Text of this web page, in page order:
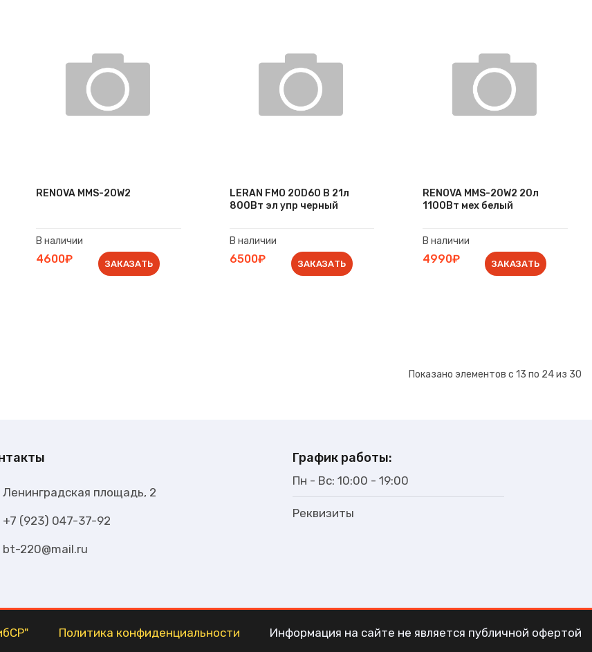
RENOVA MMS-20W2
В наличии
4600₽ ЗАКАЗАТЬ
LERAN FMO 20D60 B 21л
800Вт эл упр черный
В наличии
6500₽ ЗАКАЗАТЬ
RENOVA MMS-20W2 20л
1100Вт мех белый
В наличии
4990₽ ЗАКАЗАТЬ
Показано элементов с 13 по 24 из 30
Ленинградская площадь, 2
+7 (923) 047-37-92
bt-220@mail.ru
График работы:
Пн - Вс: 10:00 - 19:00
Реквизиты
Политика конфиденциальности Информация на сайте не является публичной офертой